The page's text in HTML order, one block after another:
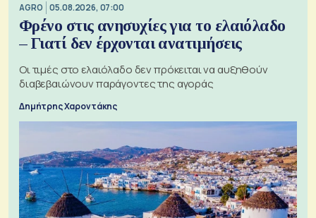
AGRO 05.08.2026, 07:00
Φρένο στις ανησυχίες για το ελαιόλαδο
– Γιατί δεν έρχονται ανατιμήσεις
Οι τιμές στο ελαιόλαδο δεν πρόκειται να αυξηθούν
διαβεβαιώνουν παράγοντες της αγοράς
Δημήτρης Χαροντάκης